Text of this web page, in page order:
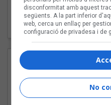
"Les
94 Rules
disconformitat amb aquest
següents. A la part inferior
web, cerca un enllaç per
configuració de privadesa i de
No